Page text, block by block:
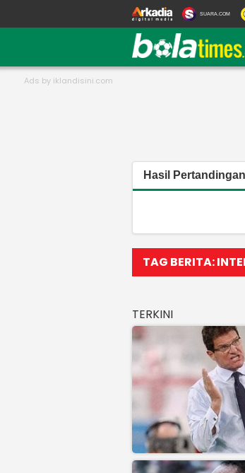
SUARA.COM
Hasil Pertandingan
TAG BERITA:
TERKINI